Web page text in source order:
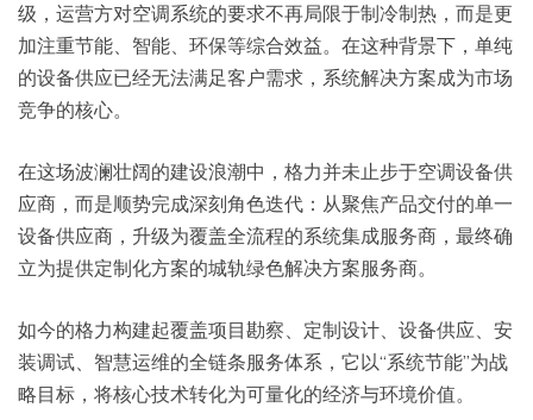
级，运营方对空调系统的要求不再局限于制冷制热，而是更
加注重节能、智能、环保等综合效益。在这种背景下，单纯
的设备供应已经无法满足客户需求，系统解决方案成为市场
竞争的核心。
在这场波澜壮阔的建设浪潮中，格力并未止步于空调设备供
应商，而是顺势完成深刻角色迭代：从聚焦产品交付的单一
设备供应商，升级为覆盖全流程的系统集成服务商，最终确
立为提供定制化方案的城轨绿色解决方案服务商。
如今的格力构建起覆盖项目勘察、定制设计、设备供应、安
装调试、智慧运维的全链条服务体系，它以“系统节能”为战
略目标，将核心技术转化为可量化的经济与环境价值。